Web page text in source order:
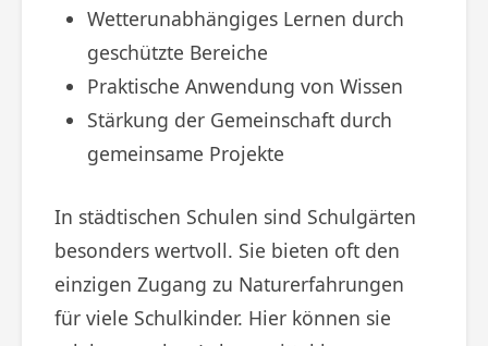
Wetterunabhängiges Lernen durch
geschützte Bereiche
Praktische Anwendung von Wissen
Stärkung der Gemeinschaft durch
gemeinsame Projekte
In städtischen Schulen sind Schulgärten
besonders wertvoll. Sie bieten oft den
einzigen Zugang zu Naturerfahrungen
für viele Schulkinder. Hier können sie